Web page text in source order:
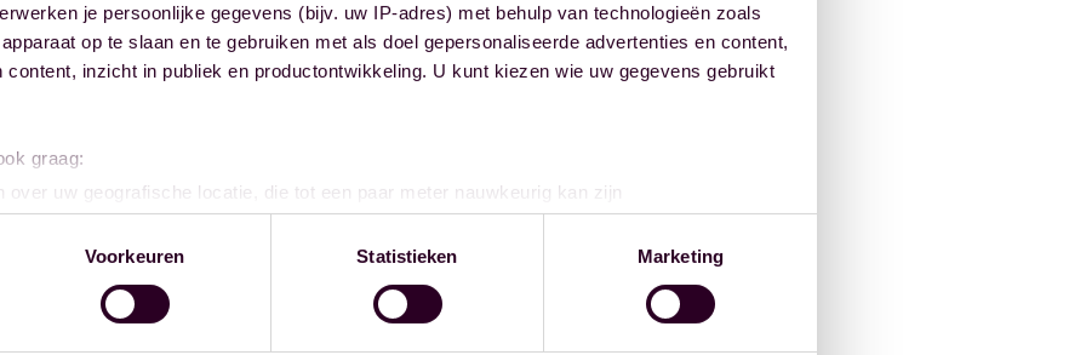
je persoonlijke gegevens (bijv. uw IP-adres) met behulp van technologieën zoals
op te slaan en te gebruiken met als doel gepersonaliseerde advertenties en content,
content, inzicht in publiek en productontwikkeling. U kunt kiezen wie uw gegevens gebruikt
graag:
over uw geografische locatie, die tot een paar meter nauwkeurig kan zijn
door het actief te scannen op specifieke eigenschappen (fingerprinting)
gegevens worden verwerkt en stel uw voorkeuren in het
detailgedeeltein. U kunt uw
of intrekken in de Cookieverklaring.
Voorkeuren Statistieken Marketing